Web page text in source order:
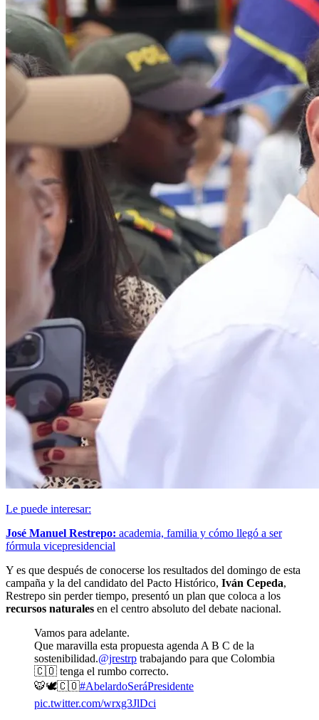
Le puede interesar:
José Manuel Restrepo: academia, familia y cómo llegó a ser
fórmula vicepresidencial
Y es que después de conocerse los resultados del domingo de esta
campaña y la del candidato del Pacto Histórico, Iván Cepeda,
Restrepo sin perder tiempo, presentó un plan que coloca a los
recursos naturales en el centro absoluto del debate nacional.
Vamos para adelante.
Que maravilla esta propuesta agenda A B C de la
sostenibilidad.@jrestrp trabajando para que Colombia
🇨🇴 tenga el rumbo correcto.
🐯🕊️🇨🇴#AbelardoSeráPresidente
pic.twitter.com/wrxg3JlDci